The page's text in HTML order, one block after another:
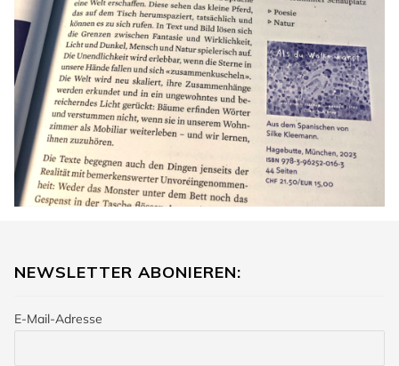
NEWSLETTER ABONIEREN:
E-Mail-Adresse